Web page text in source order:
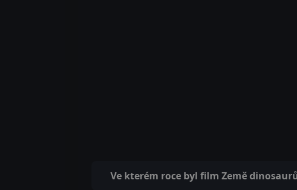
Ve kterém roce byl film Země